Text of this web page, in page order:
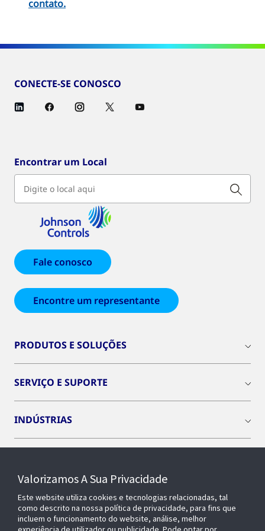
contato.
CONECTE-SE CONOSCO
Encontrar um Local
Fale conosco
Encontre um representante
PRODUTOS E SOLUÇÕES
SERVIÇO E SUPORTE
INDÚSTRIAS
SOBRE NÓS
Valorizamos A Sua Privacidade
Este website utiliza cookies e tecnologias relacionadas, tal
como descrito na nossa política de privacidade, para fins que
incluem o funcionamento do website, análise, melhor